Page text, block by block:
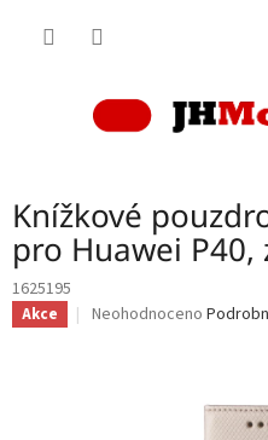
Knížkové
pro Huawei P40,
1625195
Akce
Průměrné
Neohodnoceno